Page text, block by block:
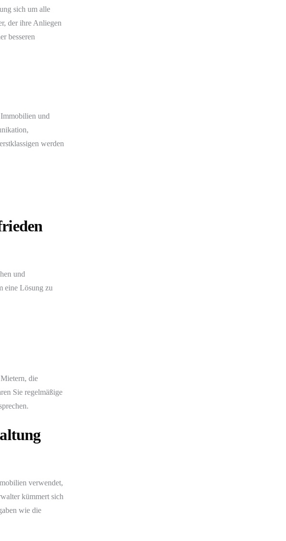
sich um alle
der ihre Anliegen
besseren
und
werden
und
eine Lösung zu
die
Sie regelmäßige
verwendet,
kümmert sich
wie die